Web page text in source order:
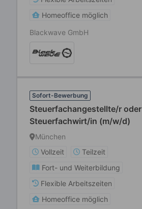
Homeoffice möglich
Blackwave GmbH
Sofort-Bewerbung
Steuerfachangestellte/r oder
Steuerfachwirt/in (m/w/d)
München
Vollzeit
Teilzeit
Fort- und Weiterbildung
Flexible Arbeitszeiten
Homeoffice möglich